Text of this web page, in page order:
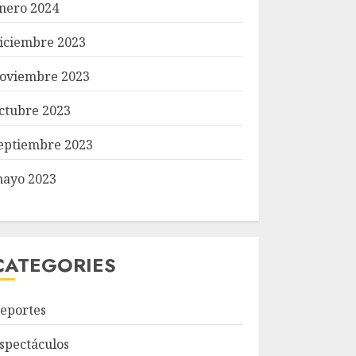
2024
2023
2023
2023
2023
2023